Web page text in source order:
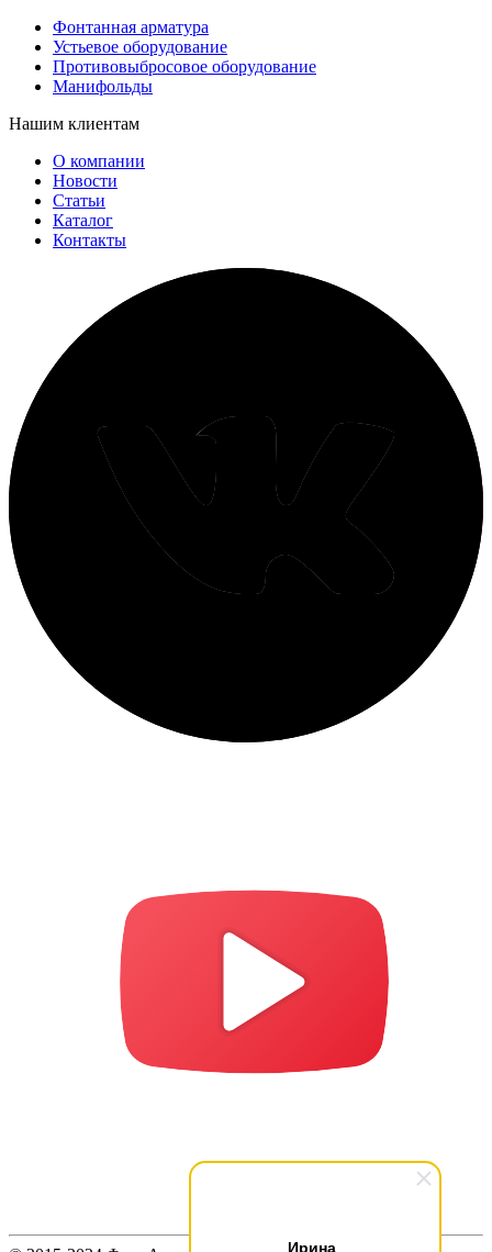
Ирина
Фонтанная арматура
Устьевое оборудование
Противовыбросовое оборудование
Манифольды
Нашим клиентам
О компании
Новости
Статьи
Каталог
Контакты